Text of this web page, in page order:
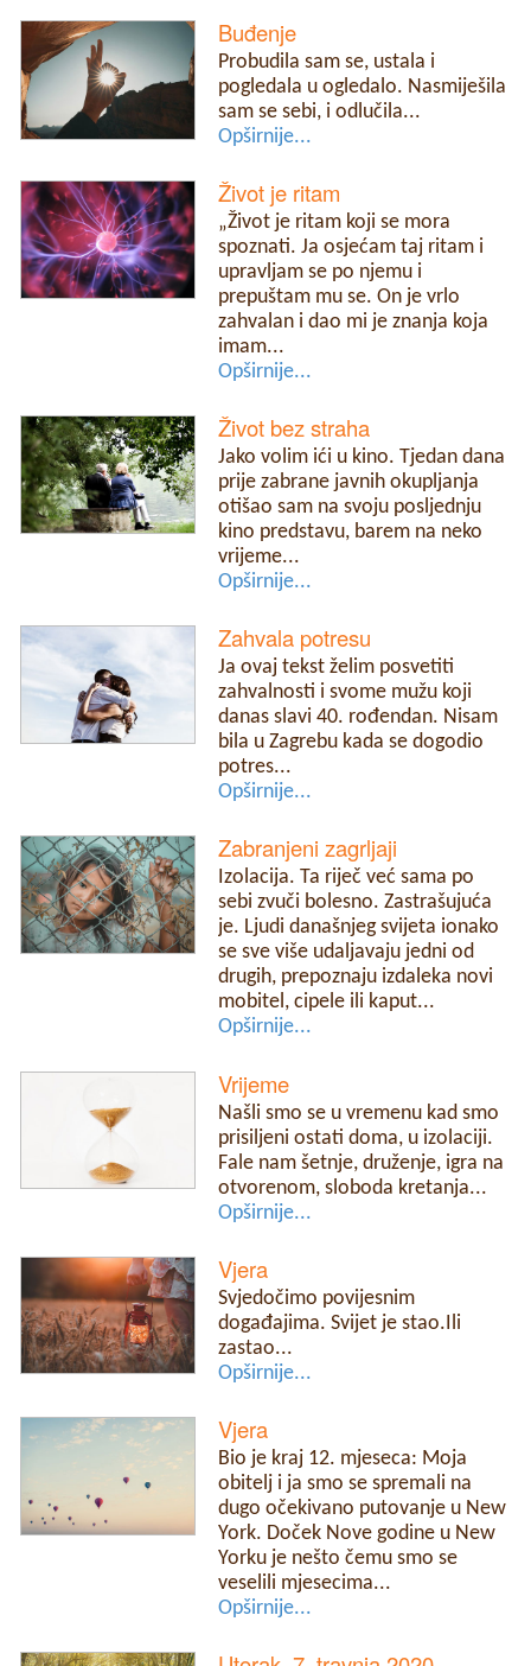
Buđenje
Probudila sam se, ustala i
pogledala u ogledalo. Nasmiješila
sam se sebi, i odlučila...
Opširnije...
Život je ritam
„Život je ritam koji se mora
spoznati. Ja osjećam taj ritam i
upravljam se po njemu i
prepuštam mu se. On je vrlo
zahvalan i dao mi je znanja koja
imam...
Opširnije...
Život bez straha
Jako volim ići u kino. Tjedan dana
prije zabrane javnih okupljanja
otišao sam na svoju posljednju
kino predstavu, barem na neko
vrijeme...
Opširnije...
Zahvala potresu
Ja ovaj tekst želim posvetiti
zahvalnosti i svome mužu koji
danas slavi 40. rođendan. Nisam
bila u Zagrebu kada se dogodio
potres...
Opširnije...
Zabranjeni zagrljaji
Izolacija. Ta riječ već sama po
sebi zvuči bolesno. Zastrašujuća
je. Ljudi današnjeg svijeta ionako
se sve više udaljavaju jedni od
drugih, prepoznaju izdaleka novi
mobitel, cipele ili kaput...
Opširnije...
Vrijeme
Našli smo se u vremenu kad smo
prisiljeni ostati doma, u izolaciji.
Fale nam šetnje, druženje, igra na
otvorenom, sloboda kretanja...
Opširnije...
Vjera
Svjedočimo povijesnim
događajima. Svijet je stao.Ili
zastao...
Opširnije...
Vjera
Bio je kraj 12. mjeseca: Moja
obitelj i ja smo se spremali na
dugo očekivano putovanje u New
York. Doček Nove godine u New
Yorku je nešto čemu smo se
veselili mjesecima...
Opširnije...